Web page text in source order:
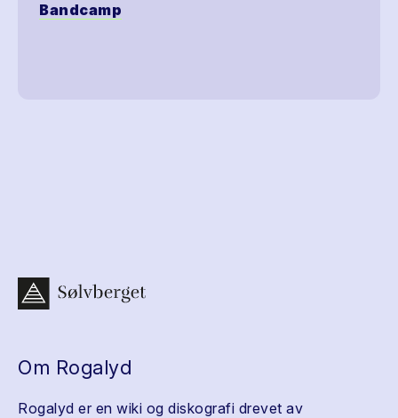
Bandcamp
Om Rogalyd
Rogalyd er en wiki og diskografi drevet av